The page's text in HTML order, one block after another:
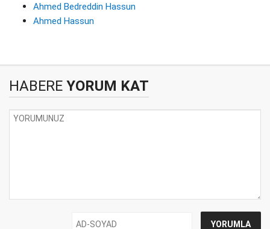
Ahmed Bedreddin Hassun
Ahmed Hassun
HABERE YORUM KAT